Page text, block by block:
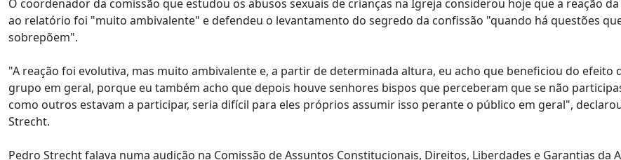
O coordenador da comissão que estudou os abusos sexuais de crianças na Igreja considerou hoje que a reação
ao relatório foi "muito ambivalente" e defendeu o levantamento do segredo da confissão "quando há questões
sobrepõem".
"A reação foi evolutiva, mas muito ambivalente e, a partir de determinada altura, eu acho que beneficiou do efeito
grupo em geral, porque eu também acho que depois houve senhores bispos que perceberam que se não
como outros estavam a participar, seria difícil para eles próprios assumir isso perante o público em geral",
Strecht.
Pedro Strecht falava numa audição na Comissão de Assuntos Constitucionais, Direitos, Liberdades e Garantias da